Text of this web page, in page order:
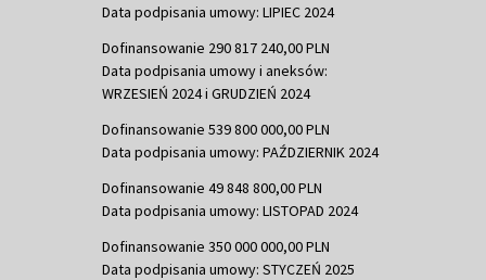
Data podpisania umowy: LIPIEC 2024
Dofinansowanie 290 817 240,00 PLN
Data podpisania umowy i aneksów:
WRZESIEŃ 2024 i GRUDZIEŃ 2024
Dofinansowanie 539 800 000,00 PLN
Data podpisania umowy: PAŹDZIERNIK 2024
Dofinansowanie 49 848 800,00 PLN
Data podpisania umowy: LISTOPAD 2024
Dofinansowanie 350 000 000,00 PLN
Data podpisania umowy: STYCZEŃ 2025